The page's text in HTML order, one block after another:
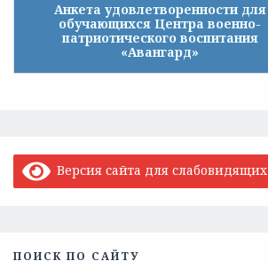
Анкета удовлетворенности для
обучающихся Центра военно-
патриотического воспитания
«Авангард»
Версия сайта для слабовидящих
ПОИСК ПО САЙТУ